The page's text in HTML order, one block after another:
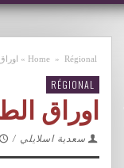
Home » Régional
»
RÉGIONAL
اوراق
سعدية اسلايلي /